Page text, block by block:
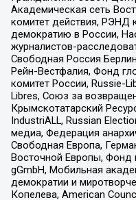
Академическая сеть
комитет действия, РЭНД
демократию в России,
журналистов-
Свободная Россия
Рейн-Вестфалия, Фонд
комитет России, Russie-
Libres, Союз за
Крымскотатарский
IndustriALL, Russian
медиа, Федерация
Свободная Европа,
Восточной Европы, Фонд
gGmbH, Мобильная
демократии и
Копелева, American